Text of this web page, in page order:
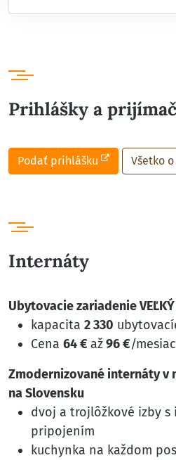
Prihlášky a
Podať prihlášku Všetko
Internáty
Ubytovacie zariadenie VEĽKÝ
kapacita 2 330
Cena 64 €až96 €/mesiac
Zmodernizované internáty v
na Slovensku
dvoj a trojlôžkové izby
pripojením
kuchynka na každom